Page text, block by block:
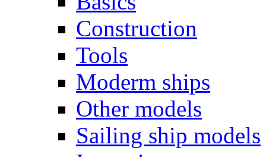
Construction
Tools
Moderm ships
Other models
Sailing ship models